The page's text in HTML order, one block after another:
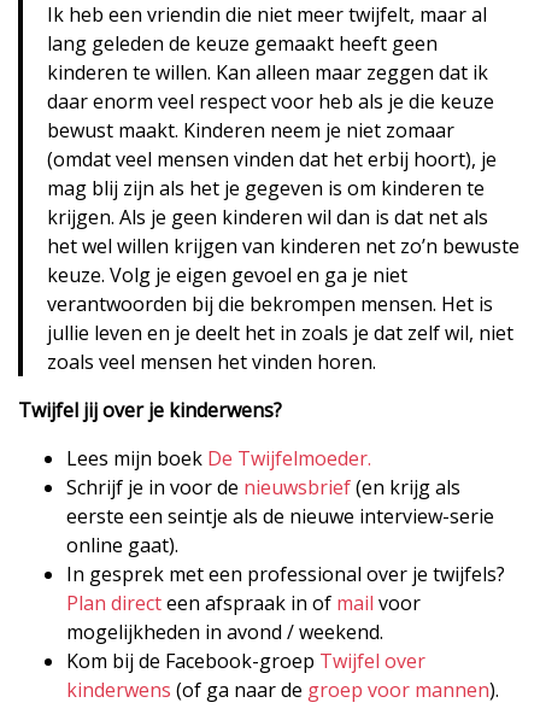
Ik heb een vriendin die niet meer twijfelt, maar al
lang geleden de keuze gemaakt heeft geen
kinderen te willen. Kan alleen maar zeggen dat ik
daar enorm veel respect voor heb als je die keuze
bewust maakt. Kinderen neem je niet zomaar
(omdat veel mensen vinden dat het erbij hoort), je
mag blij zijn als het je gegeven is om kinderen te
krijgen. Als je geen kinderen wil dan is dat net als
het wel willen krijgen van kinderen net zo’n bewuste
keuze. Volg je eigen gevoel en ga je niet
verantwoorden bij die bekrompen mensen. Het is
jullie leven en je deelt het in zoals je dat zelf wil, niet
zoals veel mensen het vinden horen.
Twijfel jij over je kinderwens?
Lees mijn boek De Twijfelmoeder.
Schrijf je in voor de nieuwsbrief(en krijg als
eerste een seintje als de nieuwe interview-serie
online gaat).
In gesprek met een professional over je twijfels?
Plan directeen afspraak in of mail voor
mogelijkheden in avond / weekend.
Kom bij de Facebook-groep Twijfel over
kinderwens (of ga naar de groep voor mannen).